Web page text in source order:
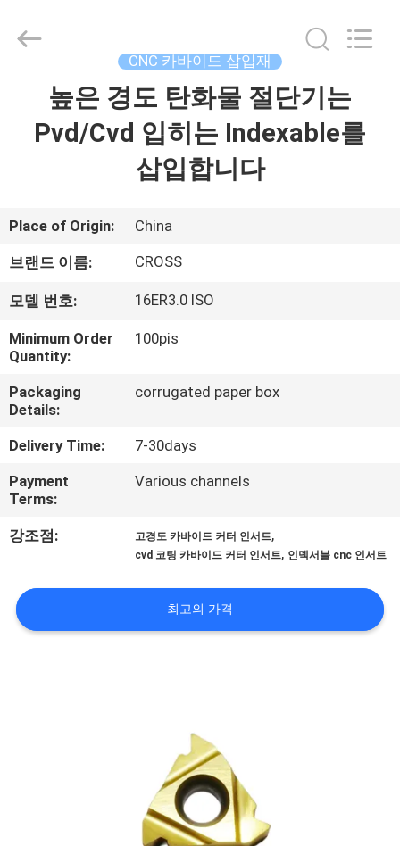
소
개
회
사
소
개
공
장
어
2026
Reserved.
CNC 카바이드 삽입재
높은 경도 탄화물 절단기는
Pvd/Cvd 입히는 Indexable를
삽입합니다
Place of Origin: China
브랜드 이름: CROSS
모델 번호: 16ER3.0 ISO
Minimum Order
Quantity:
100pis
Packaging
Details:
corrugated paper box
Delivery Time:
7-30days
Payment
Terms:
Various channels
강조점: 고경도 카바이드 커터 인서트,
cvd 코팅 카바이드 커터 인서트, 인덱서블 cnc 인서트
최고의 가격